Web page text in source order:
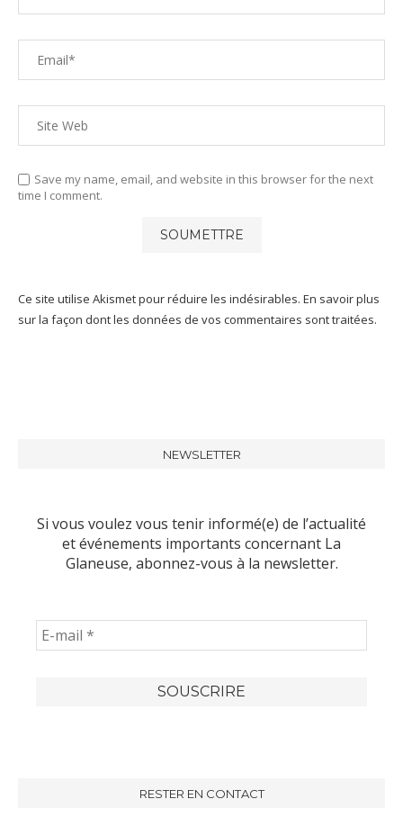
Save my name, email, and website in this browser for the next
time I comment.
Ce site utilise Akismet pour réduire les indésirables. En savoir plus
sur la façon dont les données de vos commentaires sont traitées.
NEWSLETTER
Si vous voulez vous tenir informé(e) de l’actualité
et événements importants concernant La
Glaneuse, abonnez-vous à la newsletter.
RESTER EN CONTACT